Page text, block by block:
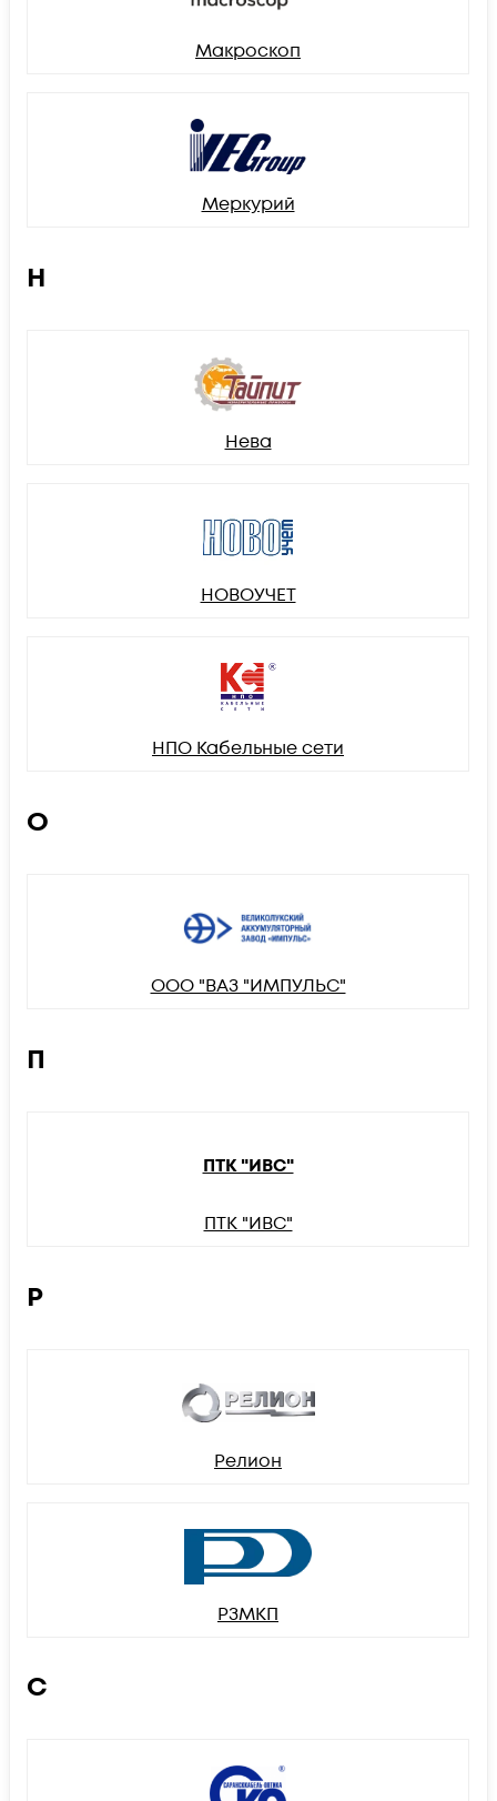
Макроскоп
Меркурий
Н
Нева
НОВОУЧЕТ
НПО Кабельные сети
О
ООО "ВАЗ "ИМПУЛЬС"
П
ПТК "ИВС"
ПТК "ИВС"
Р
Релион
РЗМКП
С